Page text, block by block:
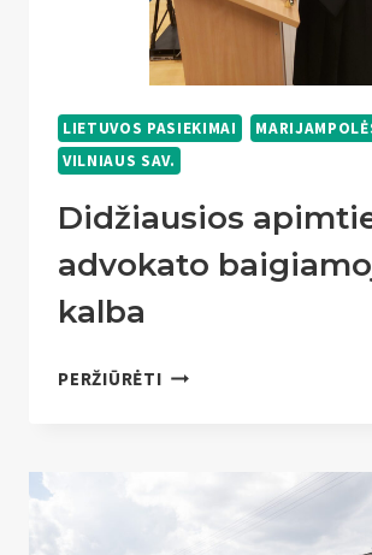
LIETUVOS PASIEKIMAI
VILNIAUS SAV.
Didžiausios
advokato
kalba
PERŽIŪRĖTIDIDŽIAUSIOS